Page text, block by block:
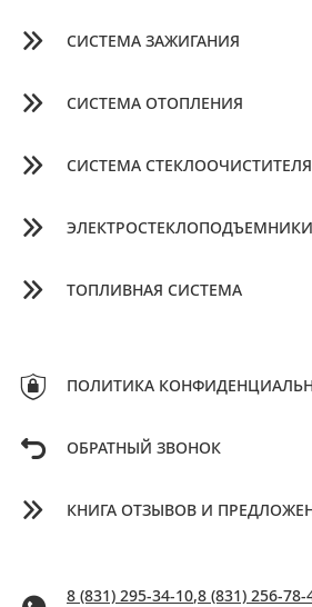
СИСТЕМА ЗАЖИГАНИЯ
СИСТЕМА ОТОПЛЕНИЯ
СИСТЕМА СТЕКЛООЧИСТИТЕЛЯ
ЭЛЕКТРОСТЕКЛОПОДЪЕМНИКИ
ТОПЛИВНАЯ СИСТЕМА
ПОЛИТИКА
ОБРАТНЫЙ ЗВОНОК
КНИГА ОТЗЫВОВ И
8 (831) 295-34-10,8 (831) 256-78-